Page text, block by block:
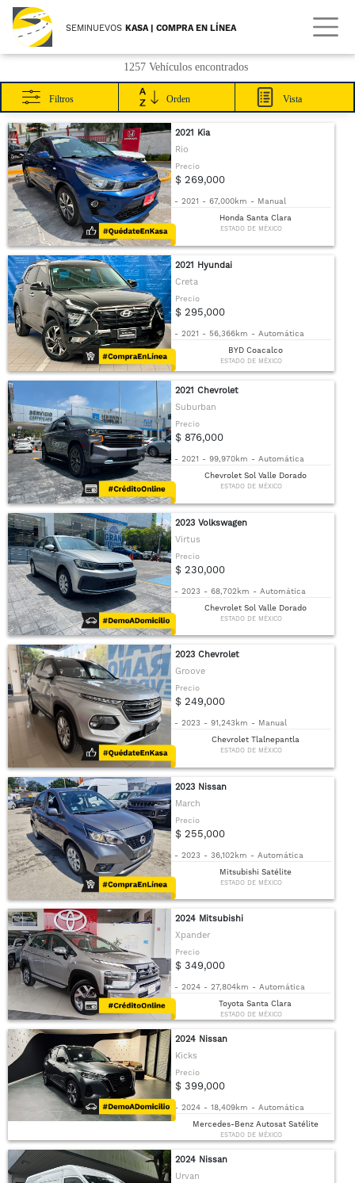
SEMINUEVOS KASA | COMPRA EN LÍNEA
1257 Vehículos encontrados
Filtros Orden Vista
2021 Kia
Rio
Precio
$ 269,000
- 2021 - 67,000km - Manual
Honda Santa Clara
ESTADO DE MÉXICO
2021 Hyundai
Creta
Precio
$ 295,000
- 2021 - 56,366km - Automática
BYD Coacalco
ESTADO DE MÉXICO
2021 Chevrolet
Suburban
Precio
$ 876,000
- 2021 - 99,970km - Automática
Chevrolet Sol Valle Dorado
ESTADO DE MÉXICO
2023 Volkswagen
Virtus
Precio
$ 230,000
- 2023 - 68,702km - Automática
Chevrolet Sol Valle Dorado
ESTADO DE MÉXICO
2023 Chevrolet
Groove
Precio
$ 249,000
- 2023 - 91,243km - Manual
Chevrolet Tlalnepantla
ESTADO DE MÉXICO
2023 Nissan
March
Precio
$ 255,000
- 2023 - 36,102km - Automática
Mitsubishi Satélite
ESTADO DE MÉXICO
2024 Mitsubishi
Xpander
Precio
$ 349,000
- 2024 - 27,804km - Automática
Toyota Santa Clara
ESTADO DE MÉXICO
2024 Nissan
Kicks
Precio
$ 399,000
- 2024 - 18,409km - Automática
Mercedes-Benz Autosat Satélite
ESTADO DE MÉXICO
2024 Nissan
Urvan